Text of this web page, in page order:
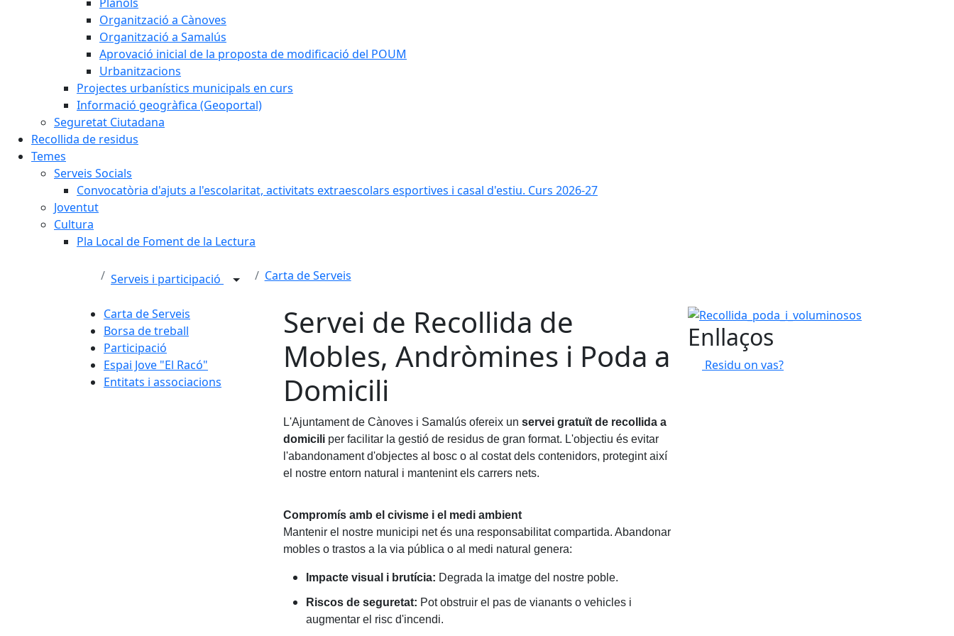
Organització a Cànoves
Organització a Samalús
Aprovació inicial de la proposta de modificació del POUM
Urbanitzacions
Projectes urbanístics municipals en curs
Informació geogràfica (Geoportal)
Seguretat Ciutadana
Recollida de residus
Temes
Serveis Socials
Convocatòria d'ajuts a l'escolaritat, activitats extraescolars esportives i casal d'estiu. Curs 2026-27
Joventut
Cultura
Pla Local de Foment de la Lectura
Serveis i participació Carta de Serveis
Carta de Serveis
Borsa de treball
Participació
Espai Jove "El Racó"
Entitats i associacions
Servei de Recollida de
Mobles, Andròmines i Poda a
Domicili
L'Ajuntament de Cànoves i Samalús ofereix un servei gratuït de recollida a
domicili per facilitar la gestió de residus de gran format. L'objectiu és evitar
l'abandonament d'objectes al bosc o al costat dels contenidors, protegint així
el nostre entorn natural i mantenint els carrers nets.
Compromís amb el civisme i el medi ambient
Mantenir el nostre municipi net és una responsabilitat compartida. Abandonar
mobles o trastos a la via pública o al medi natural genera:
Impacte visual i brutícia: Degrada la imatge del nostre poble.
Riscos de seguretat: Pot obstruir el pas de vianants o vehicles i
augmentar el risc d'incendi.
Recollida_poda_i_voluminosos
Enllaços
Residu on vas?